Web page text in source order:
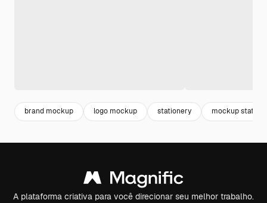
brand mockup logo mockup stationery mockup
A plataforma criativa para você direcionar seu melhor trabalho.